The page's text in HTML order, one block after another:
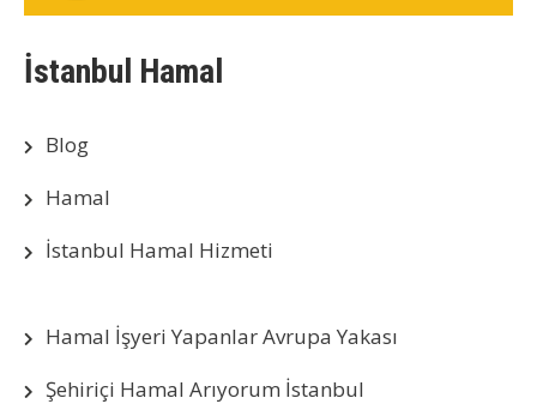
İstanbul Hamal
Blog
Hamal
İstanbul Hamal Hizmeti
Hamal İşyeri Yapanlar Avrupa Yakası
Şehiriçi Hamal Arıyorum İstanbul